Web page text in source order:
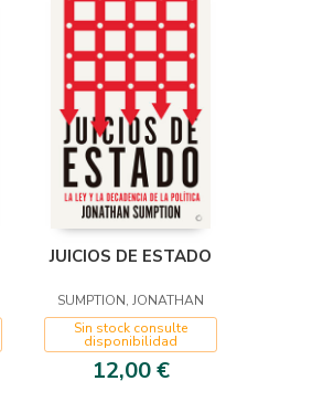
JUICIOS DE ESTADO
SUMPTION, JONATHAN
Sin stock consulte
disponibilidad
12,00 €